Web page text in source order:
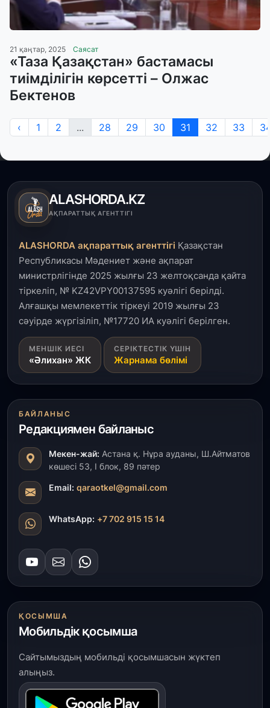
21 қаңтар, 2025 Саясат
«Таза Қазақстан» бастамасы
тиімділігін көрсетті – Олжас
Бектенов
‹ 1 2 ... 28 29 30 31 32 33
ALASHORDA.KZ
АҚПАРАТТЫҚ АГЕНТТІГІ
ALASHORDA ақпараттық агенттігі Қазақстан
Республикасы Мәдениет және ақпарат
министрлігінде 2025 жылғы 23 желтоқсанда қайта
тіркеліп, № KZ42VPY00137595 куәлігі берілді.
Алғашқы мемлекеттік тіркеуі 2019 жылғы 23
сәуірде жүргізіліп, №17720 ИА куәлігі берілген.
МЕНШІК ИЕСІ
«Әлихан» ЖК
СЕРІКТЕСТІК ҮШІН
Жарнама бөлімі
БАЙЛАНЫС
Редакциямен байланыс
Мекен-жай: Астана қ. Нұра ауданы, Ш.Айтматов
көшесі 53, І блок, 89 пәтер
Email: qaraotkel@gmail.com
WhatsApp: +7 702 915 15 14
ҚОСЫМША
Мобильдік қосымша
Сайтымыздың мобильді қосымшасын жүктеп
алыңыз.